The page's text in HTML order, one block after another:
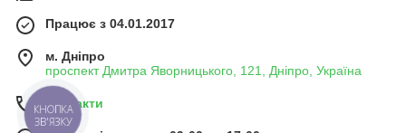
Працює з 04.01.2017
м. Дніпро
проспект Дмитра Яворницького, 121, Дніпро, Україна
Контакти
КНОПКА
ЗВ'ЯЗКУ